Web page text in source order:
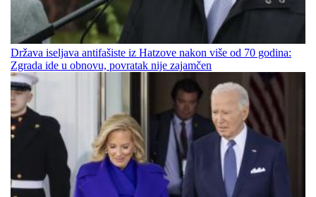
Država iseljava antifašiste iz Hatzove nakon više od 70 godina:
Zgrada ide u obnovu, povratak nije zajamčen